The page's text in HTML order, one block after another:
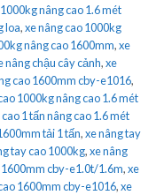
nâng cao 1.6 mét
loa,xe nâng cao 1000kg
nâng cao 1600mm,xe
nâng chậu cây cảnh,xe
cao 1600mm cby-e1016,
1000kg nâng cao 1.6 mét
1 tấn nâng cao 1.6 mét
tải 1 tấn,xe nâng tay
tay cao 1000kg,xe nâng
1600mm cby-e1.0t/1.6m,xe
1600mm cby-e1016,xe